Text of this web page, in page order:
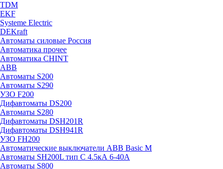
TDM
EKF
Systeme Electric
DEKraft
Автоматы силовые Россия
Автоматика прочее
Автоматика CHINT
ABB
Автоматы S200
Автоматы S290
УЗО F200
Дифавтоматы DS200
Автоматы S280
Дифавтоматы DSH201R
Дифавтоматы DSH941R
УЗО FH200
Автоматические выключатели ABB Basic M
Автоматы SH200L тип С 4.5кА 6-40А
Автоматы S800